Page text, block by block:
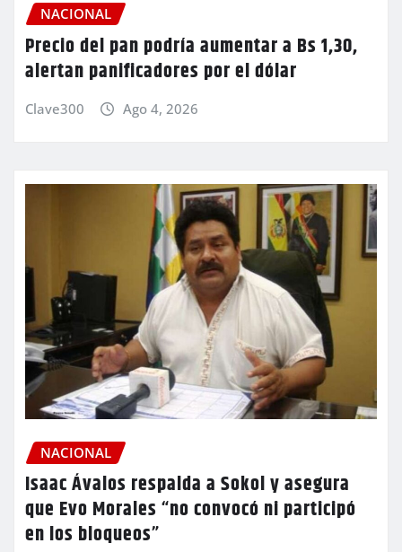
NACIONAL
Precio del pan podría aumentar a Bs 1,30,
alertan panificadores por el dólar
Clave300 Ago 4, 2026
NACIONAL
Isaac Ávalos respalda a Sokol y asegura
que Evo Morales “no convocó ni participó
en los bloqueos”